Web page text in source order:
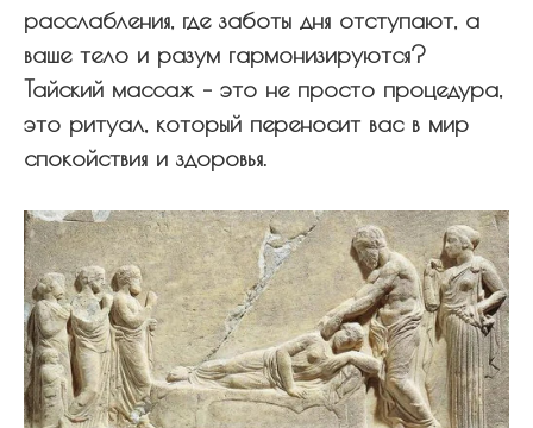
расслабления, где заботы дня отступают, а
ваше тело и разум гармонизируются?
Тайский массаж – это не просто процедура,
это ритуал, который переносит вас в мир
спокойствия и здоровья.